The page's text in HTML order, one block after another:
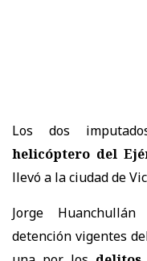
Los dos
helicóptero del
llevó a la ciudad de
Jorge
detención vigentes